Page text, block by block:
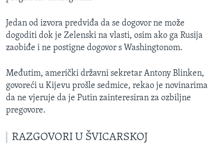
Jedan od izvora predviđa da se dogovor ne može
dogoditi dok je Zelenski na vlasti, osim ako ga Rusija
zaobiđe i ne postigne dogovor s Washingtonom.
Međutim, američki državni sekretar Antony Blinken,
govoreći u Kijevu prošle sedmice, rekao je novinarima
da ne vjeruje da je Putin zainteresiran za ozbiljne
pregovore.
RAZGOVORI U ŠVICARSKOJ